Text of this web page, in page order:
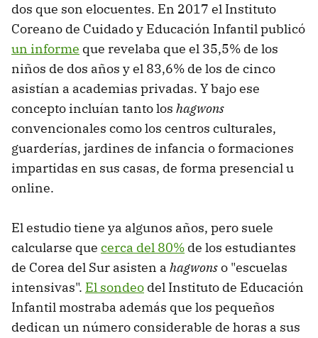
dos que son elocuentes. En 2017 el Instituto
Coreano de Cuidado y Educación Infantil publicó
un informe que revelaba que el 35,5% de los
niños de dos años y el 83,6% de los de cinco
asistían a academias privadas. Y bajo ese
concepto incluían tanto los hagwons
convencionales como los centros culturales,
guarderías, jardines de infancia o formaciones
impartidas en sus casas, de forma presencial u
online.
El estudio tiene ya algunos años, pero suele
calcularse que cerca del 80% de los estudiantes
de Corea del Sur asisten a hagwonso "escuelas
intensivas". El sondeo del Instituto de Educación
Infantil mostraba además que los pequeños
dedican un número considerable de horas a sus